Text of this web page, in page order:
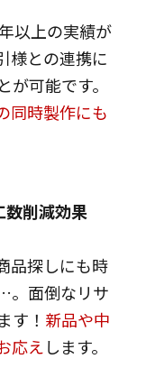
以上の実績が
様との連携に
可能です。
同時製作にも
数削減効果
品探しにも時
。面倒なリサ
す！ 新品や中
応えします。